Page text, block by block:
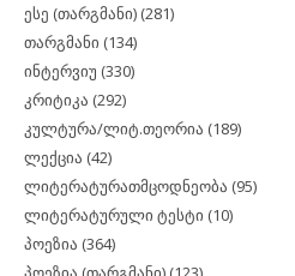
ესე (თარგმანი) (281)
თარგმანი (134)
ინტერვიუ (330)
კრიტიკა (292)
კულტურა/ლიტ.თეორია (189)
ლექცია (42)
ლიტერატურათმცოდნეობა (95)
ლიტერატურული ტესტი (10)
პოეზია (364)